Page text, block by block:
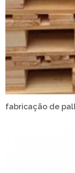
fabricação de